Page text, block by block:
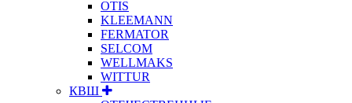
OTIS
KLEEMANN
FERMATOR
SELCOM
WELLMAKS
WITTUR
КВШ